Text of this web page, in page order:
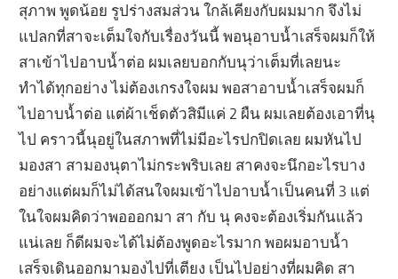
สุภาพ พูดน้อย รูปร่างสมส่วน ใกล้เคียงกับผมมาก จึงไม่
แปลกที่สาจะเต็มใจกับเรื่องวันนี้ พอนุอาบน้ำเสร็จผมก็ให้
สาเข้าไปอาบน้ำต่อ ผมเลยบอกกับนุว่าเต็มที่เลยนะ
ทำได้ทุกอย่าง ไม่ต้องเกรงใจผม พอสาอาบน้ำเสร็จผมก็
ไปอาบน้ำต่อ แต่ผ้าเช็ดตัวสิมีแค่ 2 ผืน ผมเลยต้องเอาที่นุ
ไป คราวนี้นุอยู่ในสภาพที่ไม่มีอะไรปกปิดเลย ผมหันไป
มองสา สามองนุตาไม่กระพริบเลย สาคงจะนึกอะไรบาง
อย่างแต่ผมก็ไม่ได้สนใจผมเข้าไปอาบน้ำเป็นคนที่ 3 แต่
ในใจผมคิดว่าพอออกมา สา กับ นุ คงจะต้องเริ่มกันแล้ว
แน่เลย ก็ดีผมจะได้ไม่ต้องพูดอะไรมาก พอผมอาบน้ำ
เสร็จเดินออกมามองไปที่เตียง เป็นไปอย่างที่ผมคิด สา